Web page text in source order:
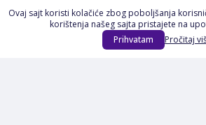
Početna
Na Akciji
Izdvajamo
Ovaj sajt koristi kolačiće zbog poboljšanja
korištenja našeg sajta pristajete na
Prihvatam
Pročitaj